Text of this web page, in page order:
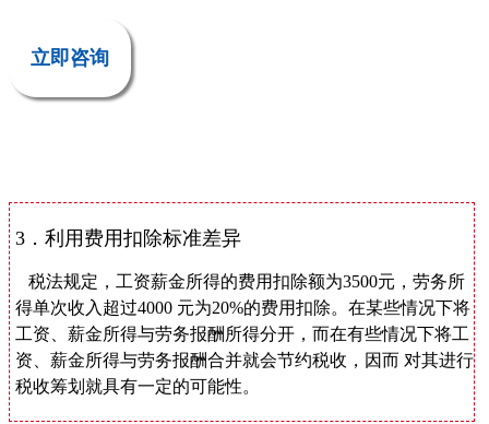
立即咨询
3．利用费用扣除标准差异
税法规定，工资薪金所得的费用扣除额为3500元，劳务所
得单次收入超过4000 元为20%的费用扣除。在某些情况下将
工资、薪金所得与劳务报酬所得分开，而在有些情况下将工
资、薪金所得与劳务报酬合并就会节约税收，因而 对其进行
税收筹划就具有一定的可能性。